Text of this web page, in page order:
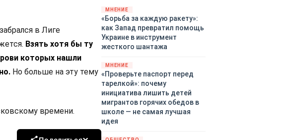
в Лиге
Взять хотя бы ту
которых нашли
Но больше на эту тему
времени.
МНЕНИЕ
«Борьба за каждую ракету»:
как Запад превратил помощь
Украине в инструмент
жесткого шантажа
МНЕНИЕ
«Проверьте паспорт перед
тарелкой»: почему
инициатива лишить детей
мигрантов горячих обедов в
школе — не самая лучшая
идея